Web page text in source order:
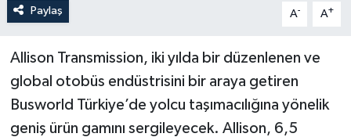
Paylaş A- A+
Allison Transmission, iki yılda bir düzenlenen ve
global otobüs endüstrisini bir araya getiren
Busworld Türkiye’de yolcu taşımacılığına yönelik
geniş ürün gamını sergileyecek. Allison, 6,5